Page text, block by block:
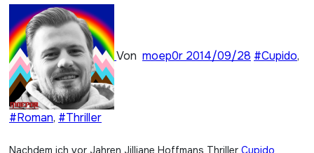
Von moep0r 2014/09/28 #Cupido,
#Roman, #Thriller
Nachdem ich vor Jahren Jilliane Hoffmans Thriller Cupido